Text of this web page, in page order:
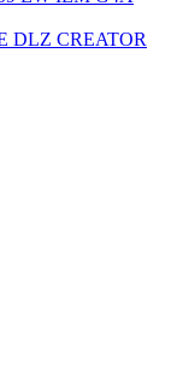
DLZ CREATOR